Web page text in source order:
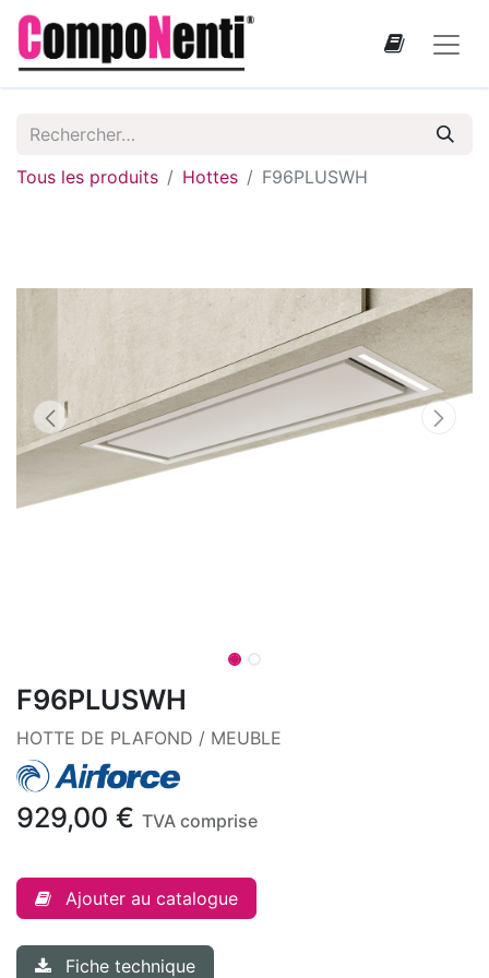
Tous les produits Hottes F96PLUSWH
F96PLUSWH
HOTTE DE PLAFOND / MEUBLE
929,00 € TVA comprise
Ajouter au catalogue
Fiche technique